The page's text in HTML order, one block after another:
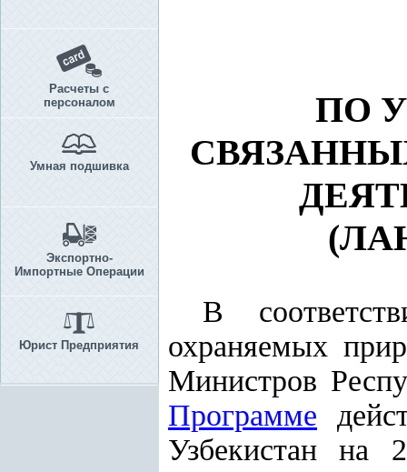
Расчеты с
персоналом
Умная подшивка
Экспортно-
Импортные Операции
Юрист Предприятия
ПО
В
охраняемых
Министров
Программе
Узбекистан на